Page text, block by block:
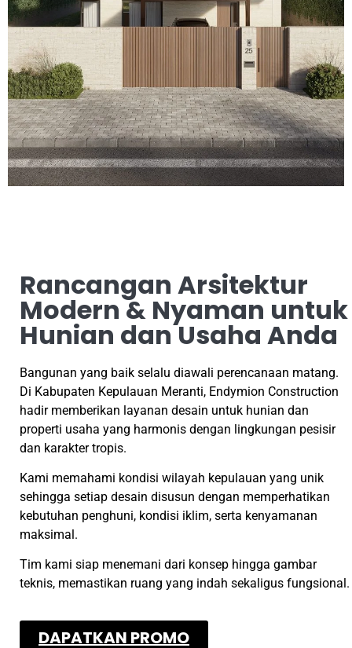
Rancangan Arsitektur
Modern & Nyaman untuk
Hunian dan Usaha Anda
Bangunan yang baik selalu diawali perencanaan matang.
Di Kabupaten Kepulauan Meranti, Endymion Construction
hadir memberikan layanan desain untuk hunian dan
properti usaha yang harmonis dengan lingkungan pesisir
dan karakter tropis.
Kami memahami kondisi wilayah kepulauan yang unik
sehingga setiap desain disusun dengan memperhatikan
kebutuhan penghuni, kondisi iklim, serta kenyamanan
maksimal.
Tim kami siap menemani dari konsep hingga gambar
teknis, memastikan ruang yang indah sekaligus fungsional.
DAPATKAN PROMO